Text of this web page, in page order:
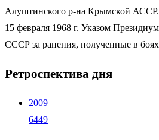
Алуштинского р-на Крымской АССР.
15 февраля 1968 г. Указом
СССР за ранения, полученные в
Ретроспектива дня
2009
6449